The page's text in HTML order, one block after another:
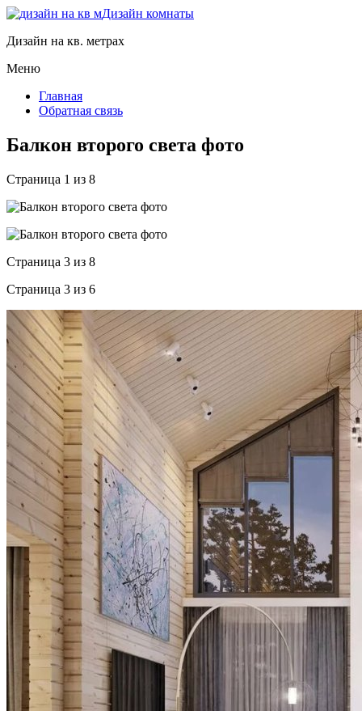
Дизайн комнаты
Дизайн на кв. метрах
Меню
Главная
Обратная связь
Балкон второго света фото
Страница 1 из 8
Страница 3 из 8
Страница 3 из 6